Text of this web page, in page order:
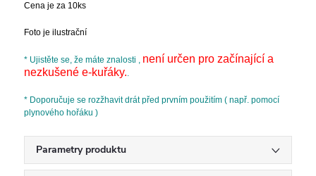
Cena je za 10ks
Foto je ilustrační
* Ujistěte se, že máte znalosti , není určen pro začínající a
nezkušené e-kuřáky..
* Doporučuje se rozžhavit drát před prvním použitím ( např. pomocí
plynového hořáku )
Parametry produktu